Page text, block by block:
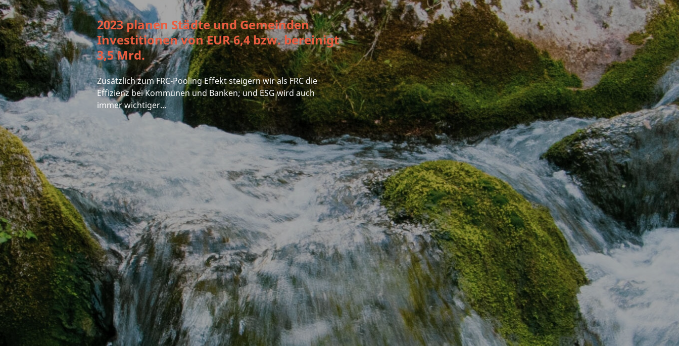
2023 planen Städte und Gemeinden
Investitionen von EUR 6,4 bzw. bereinigt
3,5 Mrd.
Zusätzlich zum FRC-Pooling Effekt steigern wir als FRC die
Effizienz bei Kommunen und Banken; und ESG wird auch
immer wichtiger...